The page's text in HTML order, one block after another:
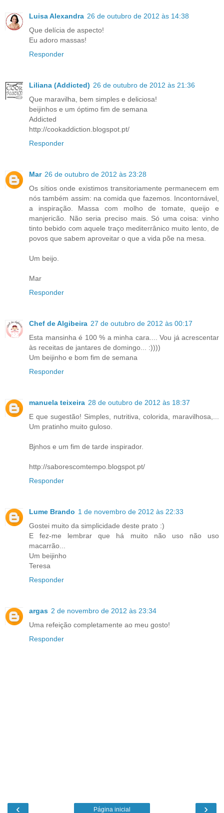
Luisa Alexandra 26 de outubro de 2012 às 14:38
Que delícia de aspecto!
Eu adoro massas!
Responder
Liliana (Addicted) 26 de outubro de 2012 às 21:36
Que maravilha, bem simples e deliciosa!
beijinhos e um óptimo fim de semana
Addicted
http://cookaddiction.blogspot.pt/
Responder
Mar 26 de outubro de 2012 às 23:28
Os sítios onde existimos transitoriamente permanecem em
nós também assim: na comida que fazemos. Incontornável,
a inspiração. Massa com molho de tomate, queijo e
manjericão. Não seria preciso mais. Só uma coisa: vinho
tinto bebido com aquele traço mediterrânico muito lento, de
povos que sabem aproveitar o que a vida põe na mesa.
Um beijo.
Mar
Responder
Chef de Algibeira 27 de outubro de 2012 às 00:17
Esta mansinha é 100 % a minha cara.... Vou já acrescentar
às receitas de jantares de domingo... :))))
Um beijinho e bom fim de semana
Responder
manuela teixeira 28 de outubro de 2012 às 18:37
E que sugestão! Simples, nutritiva, colorida, maravilhosa,...
Um pratinho muito guloso.
Bjnhos e um fim de tarde inspirador.
http://saborescomtempo.blogspot.pt/
Responder
Lume Brando 1 de novembro de 2012 às 22:33
Gostei muito da simplicidade deste prato :)
E fez-me lembrar que há muito não uso não uso
macarrão...
Um beijinho
Teresa
Responder
argas 2 de novembro de 2012 às 23:34
Uma refeição completamente ao meu gosto!
Responder
‹ ›
Página inicial